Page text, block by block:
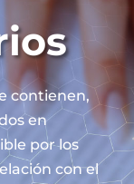
contienen,
en
por los
con el